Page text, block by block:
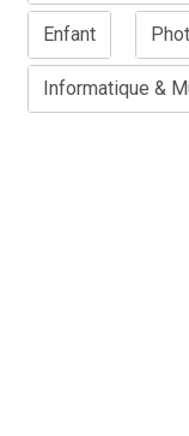
Enfant
Informatique &